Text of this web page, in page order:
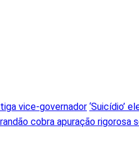
vice-governador ‘Suicídio’
cobra apuração